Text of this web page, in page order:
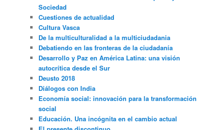
Sociedad
Cuestiones de actualidad
Cultura Vasca
De la multiculturalidad a la multiciudadania
Debatiendo en las fronteras de la ciudadanía
Desarrollo y Paz en América Latina: una visión
autocrítica desde el Sur
Deusto 2018
Diálogos con India
Economía social: innovación para la transformación
social
Educación. Una incógnita en el cambio actual